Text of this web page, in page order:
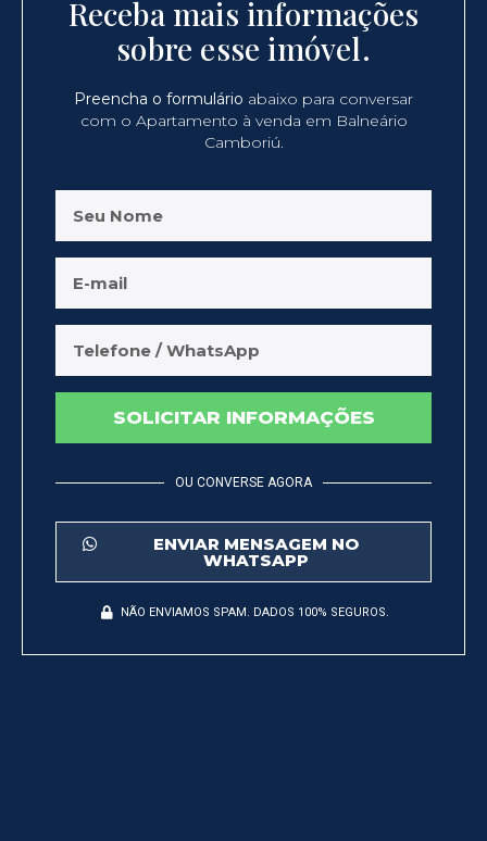
Receba mais informações
sobre esse imóvel.
Preencha o formulário abaixo para conversar
com o Apartamento à venda em Balneário
Camboriú.
SOLICITAR INFORMAÇÕES
OU CONVERSE AGORA
ENVIAR MENSAGEM NO
WHATSAPP
NÃO ENVIAMOS SPAM. DADOS 100% SEGUROS.